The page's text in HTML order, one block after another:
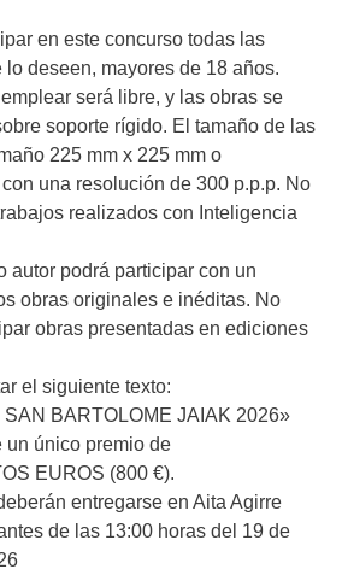
en este concurso todas las
lo deseen, mayores de 18 años.
será libre, y las obras se
soporte rígido. El tamaño de las
225 mm x 225 mm o
una resolución de 300 p.p.p. No
realizados con Inteligencia
autor podrá participar con un
obras originales e inéditas. No
obras presentadas en ediciones
el siguiente texto:
BARTOLOME JAIAK 2026»
un único premio de
EUROS (800 €).
entregarse en Aita Agirre
de las 13:00 horas del 19 de